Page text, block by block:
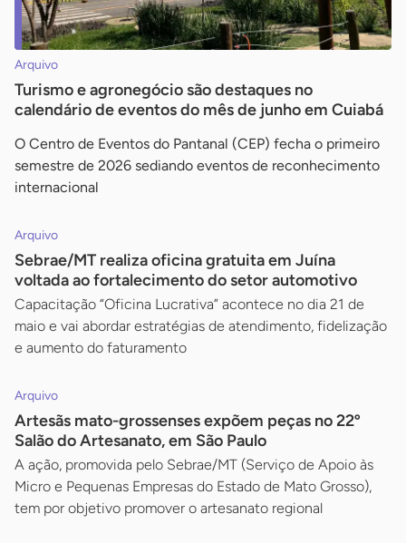
Arquivo
Turismo e agronegócio são destaques no
calendário de eventos do mês de junho em Cuiabá
O Centro de Eventos do Pantanal (CEP) fecha o primeiro
semestre de 2026 sediando eventos de reconhecimento
internacional
Arquivo
Sebrae/MT realiza oficina gratuita em Juína
voltada ao fortalecimento do setor automotivo
Capacitação “Oficina Lucrativa” acontece no dia 21 de
maio e vai abordar estratégias de atendimento, fidelização
e aumento do faturamento
Arquivo
Artesãs mato-grossenses expõem peças no 22º
Salão do Artesanato, em São Paulo
A ação, promovida pelo Sebrae/MT (Serviço de Apoio às
Micro e Pequenas Empresas do Estado de Mato Grosso),
tem por objetivo promover o artesanato regional